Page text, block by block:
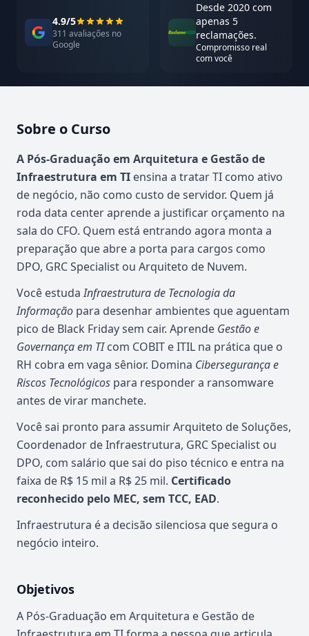
4.9/5
311 avaliações no
Google
Desde 2020 com
apenas 5
reclamações.
Compromisso real
com você
Sobre o Curso
Atualizado em abril de 2026
A Pós-Graduação em Arquitetura e Gestão de
Infraestrutura em TI ensina a tratar TI como ativo
de negócio, não como custo de servidor. Quem já
roda data center aprende a justificar orçamento na
sala do CFO. Quem está entrando agora monta a
preparação que abre a porta para cargos como
DPO, GRC Specialist ou Arquiteto de Nuvem.
Você estudaInfraestrutura de Tecnologia da
Informação para desenhar ambientes que aguentam
pico de Black Friday sem cair. Aprende Gestão e
Governança em TIcom COBIT e ITIL na prática que o
RH cobra em vaga sênior. Domina Cibersegurança e
Riscos Tecnológicos para responder a ransomware
antes de virar manchete.
Você sai pronto para assumir Arquiteto de Soluções,
Coordenador de Infraestrutura, GRC Specialist ou
DPO, com salário que sai do piso técnico e entra na
faixa de R$ 15 mil a R$ 25 mil. Certificado
reconhecido pelo MEC, sem TCC, EAD.
Infraestrutura é a decisão silenciosa que segura o
negócio inteiro.
Objetivos
A Pós-Graduação em Arquitetura e Gestão de